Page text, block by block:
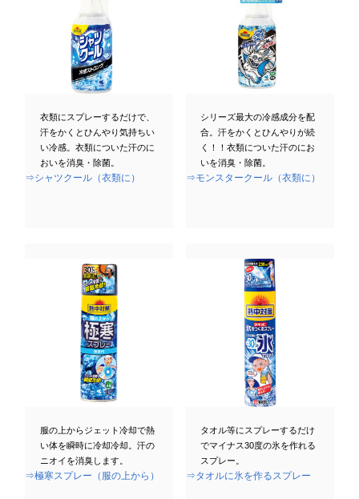
衣類にスプレーするだけで、
汗をかくとひんやり気持ちい
い冷感。衣類についた汗のに
おいを消臭・除菌。
⇒シャツクール（衣類に）
シリーズ最大の冷感成分を配
合。汗をかくとひんやりが続
く！！衣類についた汗のにお
いを消臭・除菌。
⇒モンスタークール（衣類に）
服の上からジェット冷却で熱
い体を瞬時に冷却冷却。汗の
ニオイを消臭します。
⇒極寒スプレー（服の上から）
タオル等にスプレーするだけ
でマイナス30度の氷を作れる
スプレー。
⇒タオルに氷を作るスプレー